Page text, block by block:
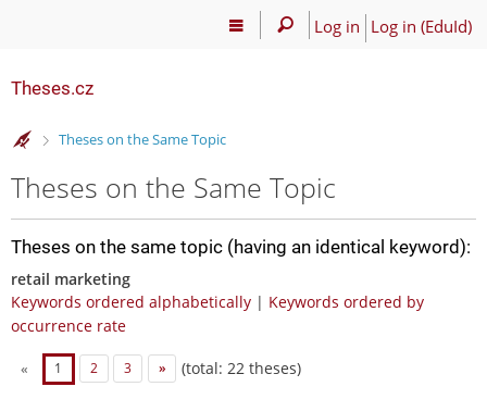
Log in Log in (EduId)
Theses.cz
>
Theses on the Same Topic
Theses on the Same Topic
Theses on the same topic (having an identical keyword):
retail marketing
Keywords ordered alphabetically | Keywords ordered by
occurrence rate
« 1 2 3 » (total: 22 theses)